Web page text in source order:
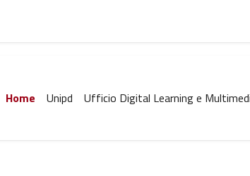
Home Unipd Ufficio Digital Learning e